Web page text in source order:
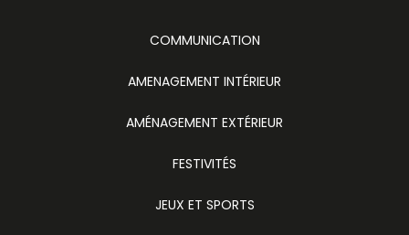
COMMUNICATION
AMENAGEMENT INTÉRIEUR
AMÉNAGEMENT EXTÉRIEUR
FESTIVITÉS
JEUX ET SPORTS